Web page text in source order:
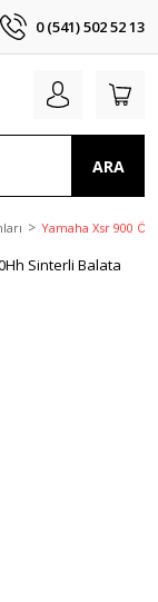
0 (541) 502 52 13
ARA
Yamaha Xsr 900